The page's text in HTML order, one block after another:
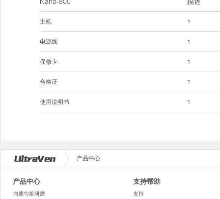
主机
电源线
保修卡
合格证
使用说明书
1
1
1
1
1
产品中心
产品中心
均质匀浆研磨
支持帮助
支持